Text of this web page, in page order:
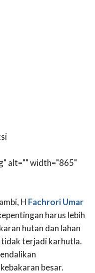
alt="" width="865"
H Fachrori Umar
harus lebih
hutan dan lahan
tidak terjadi karhutla.
besar.